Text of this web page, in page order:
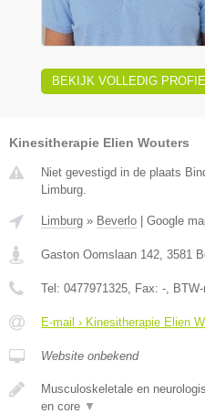
BEKIJK VOLLEDIG
Kinesitherapie Elien Wouters
Niet gevestigd in de plaats
Limburg.
Limburg » Beverlo | Google
Gaston Oomslaan 142 3581
Tel: 0477971325 , Fax: - ,
E-mail › Kinesitherapie Elien
Website onbekend
Musculoskeletale en
en core ▼